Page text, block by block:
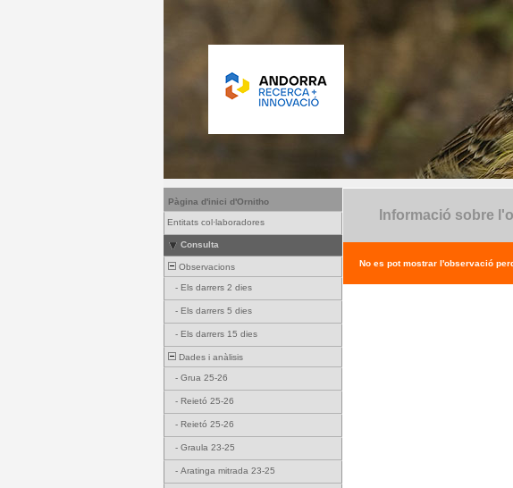
Pàgina d'inici d'Ornitho
Entitats col·laboradores
Consulta
Observacions
- Els darrers 2 dies
- Els darrers 5 dies
- Els darrers 15 dies
Dades i anàlisis
- Grua 25-26
- Reietó 25-26
- Reietó 25-26
- Graula 23-25
- Aratinga mitrada 23-25
Informació sobre
No es pot mostrar l'observació